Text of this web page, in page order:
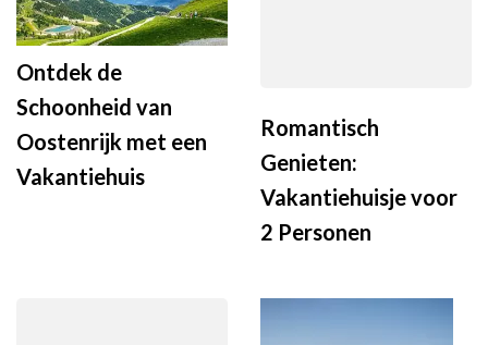
Ontdek de
Schoonheid van
Oostenrijk met een
Vakantiehuis
Romantisch
Genieten:
Vakantiehuisje voor
2 Personen